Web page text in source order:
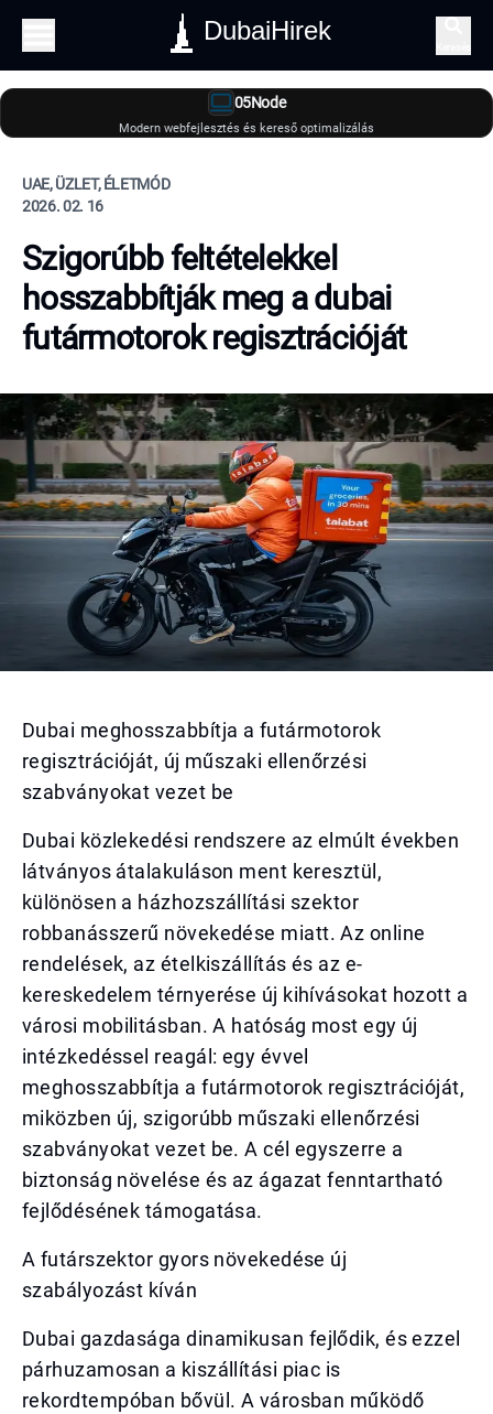
DubaiHirek
05Node
Modern webfejlesztés és kereső optimalizálás
UAE, ÜZLET, ÉLETMÓD
2026. 02. 16
Szigorúbb feltételekkel
hosszabbítják meg a dubai
futármotorok regisztrációját
Dubai meghosszabbítja a futármotorok
regisztrációját, új műszaki ellenőrzési
szabványokat vezet be
Dubai közlekedési rendszere az elmúlt években
látványos átalakuláson ment keresztül,
különösen a házhozszállítási szektor
robbanásszerű növekedése miatt. Az online
rendelések, az ételkiszállítás és az e-
kereskedelem térnyerése új kihívásokat hozott a
városi mobilitásban. A hatóság most egy új
intézkedéssel reagál: egy évvel
meghosszabbítja a futármotorok regisztrációját,
miközben új, szigorúbb műszaki ellenőrzési
szabványokat vezet be. A cél egyszerre a
biztonság növelése és az ágazat fenntartható
fejlődésének támogatása.
A futárszektor gyors növekedése új
szabályozást kíván
Dubai gazdasága dinamikusan fejlődik, és ezzel
párhuzamosan a kiszállítási piac is
rekordtempóban bővül. A városban működő